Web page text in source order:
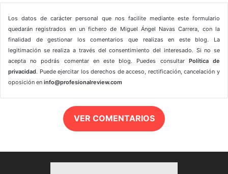
Los datos de carácter personal que nos facilite mediante este formulario
quedarán registrados en un fichero de Miguel Ángel Navas Carrera, con la
finalidad de gestionar los comentarios que realizas en este blog. La
legitimación se realiza a través del consentimiento del interesado. Si no se
acepta no podrás comentar en este blog. Puedes consultar Política de
privacidad. Puede ejercitar los derechos de acceso, rectificación, cancelación y
oposición en info@profesionalreview.com
VER COMENTARIOS